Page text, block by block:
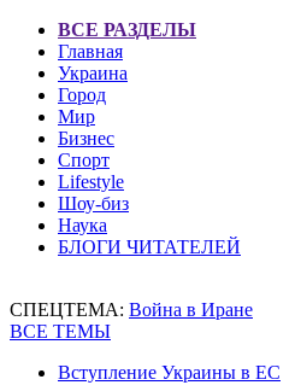
ВСЕ РАЗДЕЛЫ
Главная
Украина
Город
Мир
Бизнес
Спорт
Lifestyle
Шоу-биз
Наука
БЛОГИ ЧИТАТЕЛЕЙ
СПЕЦТЕМА: Война в Иране
ВСЕ ТЕМЫ
Вступление Украины в ЕС